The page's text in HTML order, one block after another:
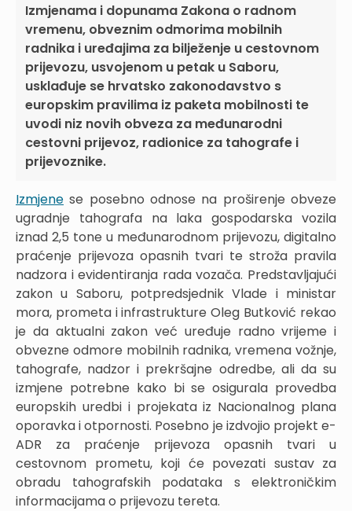
Izmjenama i dopunama Zakona o radnom
vremenu, obveznim odmorima mobilnih
radnika i uređajima za bilježenje u cestovnom
prijevozu, usvojenom u petak u Saboru,
usklađuje se hrvatsko zakonodavstvo s
europskim pravilima iz paketa mobilnosti te
uvodi niz novih obveza za međunarodni
cestovni prijevoz, radionice za tahografe i
prijevoznike.
Izmjene se posebno odnose na proširenje obveze
ugradnje tahografa na laka gospodarska vozila
iznad 2,5 tone u međunarodnom prijevozu, digitalno
praćenje prijevoza opasnih tvari te stroža pravila
nadzora i evidentiranja rada vozača. Predstavljajući
zakon u Saboru, potpredsjednik Vlade i ministar
mora, prometa i infrastrukture Oleg Butković rekao
je da aktualni zakon već uređuje radno vrijeme i
obvezne odmore mobilnih radnika, vremena vožnje,
tahografe, nadzor i prekršajne odredbe, ali da su
izmjene potrebne kako bi se osigurala provedba
europskih uredbi i projekata iz Nacionalnog plana
oporavka i otpornosti. Posebno je izdvojio projekt e-
ADR za praćenje prijevoza opasnih tvari u
cestovnom prometu, koji će povezati sustav za
obradu tahografskih podataka s elektroničkim
informacijama o prijevozu tereta.